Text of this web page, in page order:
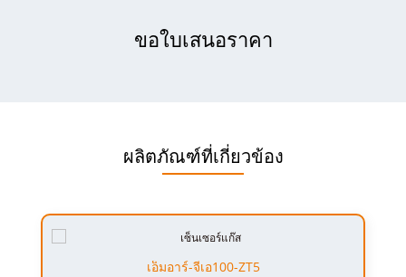
ขอใบเสนอราคา
ผลิตภัณฑ์ที่เกี่ยวข้อง
เอ็มอาร์-จีเอ100-ZT5